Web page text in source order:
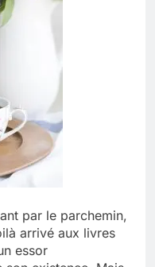
par le parchemin,
arrivé aux livres
essor